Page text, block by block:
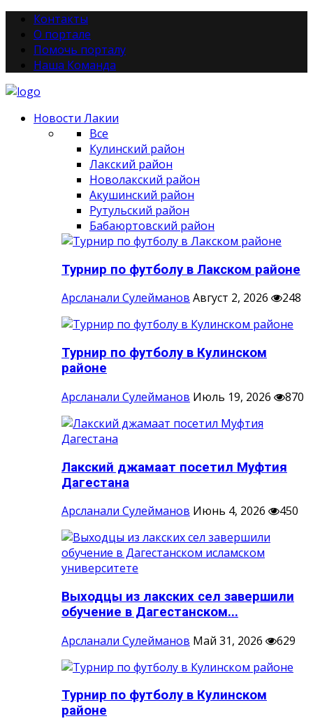
Контакты
О портале
Помочь порталу
Наша Команда
Новости Лакии
Все
Кулинский район
Лакский район
Новолакский район
Акушинский район
Рутульский район
Бабаюртовский район
Турнир по футболу в Лакском районе
Арсланали Сулейманов Август 2, 2026 248
Турнир по футболу в Кулинском
районе
Арсланали Сулейманов Июль 19, 2026 870
Лакский джамаат посетил Муфтия
Дагестана
Арсланали Сулейманов Июнь 4, 2026 450
Выходцы из лакских сел завершили
обучение в Дагестанском...
Арсланали Сулейманов Май 31, 2026 629
Турнир по футболу в Кулинском
районе